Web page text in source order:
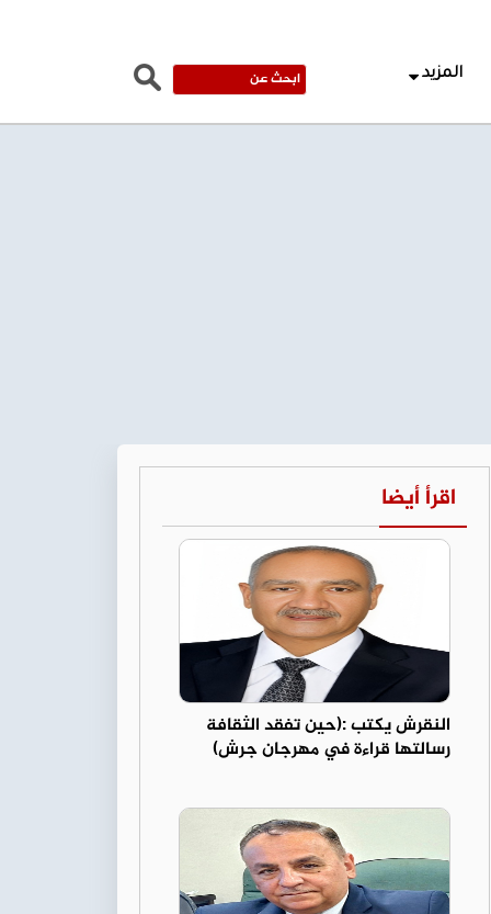
المزيد
اقرأ أيضا
النقرش يكتب :(حين تفقد الثقافة
رسالتها قراءة في مهرجان جرش)